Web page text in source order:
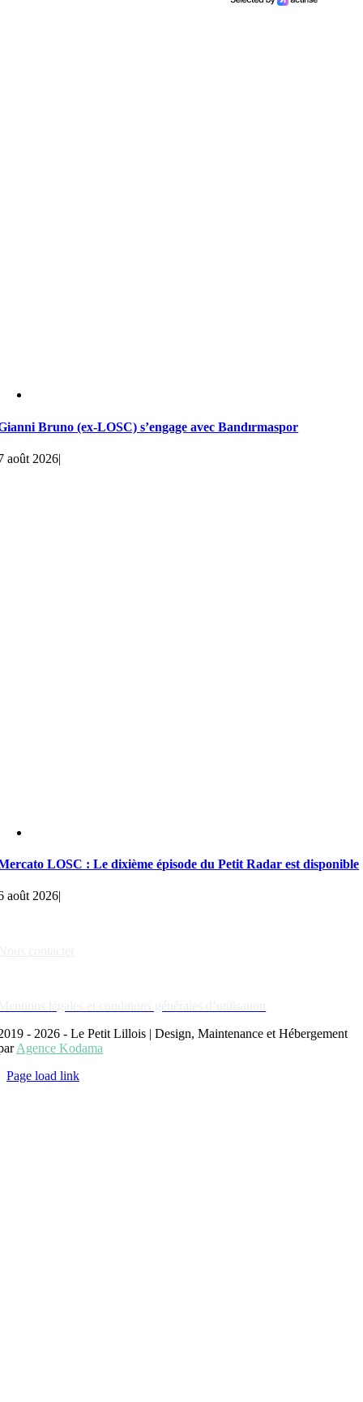
Bruno (ex-LOSC) s’engage avec Bandırmaspor
août 2026|
LOSC : Le dixième épisode du Petit Radar est disponible
août 2026|
- 2026 - Le Petit Lillois | Design, Maintenance et Hébergement
Agence Kodama
Page load link